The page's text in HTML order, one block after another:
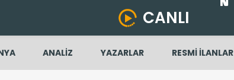
CANLI
ANALİZ YAZARLAR RESMİ İLANLAR